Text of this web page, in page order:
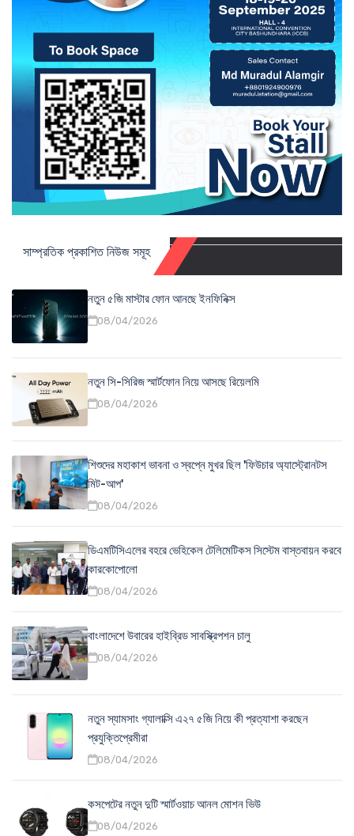
সাম্প্রতিক প্রকাশিত নিউজ সমূহ
নতুন ৫জি মাস্টার ফোন আনছে ইনফিনিক্স
08/04/2026
নতুন সি-সিরিজ স্মার্টফোন নিয়ে আসছে রিয়েলমি
08/04/2026
শিশুদের মহাকাশ ভাবনা ও স্বপ্নে মুখর ছিল 'ফিউচার অ্যাস্ট্রোনটস
মিট-আপ'
08/04/2026
ডিএমটিসিএলের বহরে ভেহিকেল টেলিমেটিকস সিস্টেম বাস্তবায়ন করবে
কারকোপোলো
08/04/2026
বাংলাদেশে উবারের হাইব্রিড সাবস্ক্রিপশন চালু
08/04/2026
নতুন স্যামসাং গ্যালাক্সি এ২৭ ৫জি নিয়ে কী প্রত্যাশা করছেন
প্রযুক্তিপ্রেমীরা
08/04/2026
কসপেটের নতুন দুটি স্মার্টওয়াচ আনল মোশন ভিউ
08/04/2026